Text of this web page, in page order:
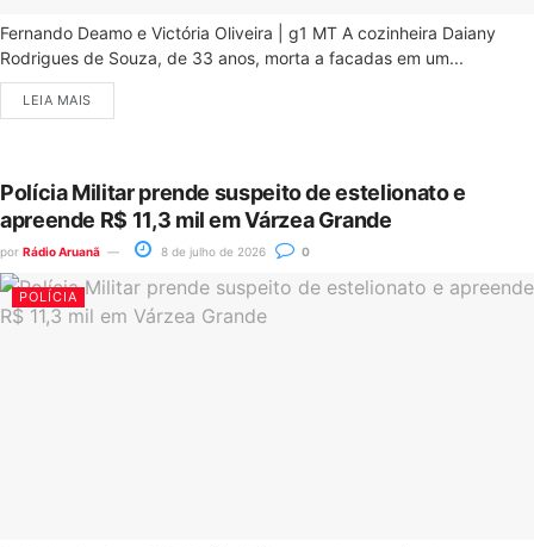
Fernando Deamo e Victória Oliveira | g1 MT A cozinheira Daiany
Rodrigues de Souza, de 33 anos, morta a facadas em um...
LEIA MAIS
Polícia Militar prende suspeito de estelionato e
apreende R$ 11,3 mil em Várzea Grande
por Rádio Aruanã 8 de julho de 2026 0
POLÍCIA